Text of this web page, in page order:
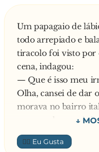
Um papagaio de
todo arrepiado e
tiracolo foi visto por
cena, indagou:
— Que é isso meu
Olha, cansei de dar
morava no bairro
convocado para ir
aliados nos campos
de estimação nos
👍🏼